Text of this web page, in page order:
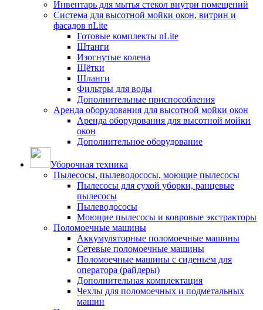
Инвентарь для мытья стекол внутри помещений
Система для высотной мойки окон, витрин и
фасадов nLite
Готовые комплекты nLite
Штанги
Изогнутые колена
Щётки
Шланги
Фильтры для воды
Дополнительные приспособления
Аренда оборудования для высотной мойки окон
Аренда оборудования для высотной мойки
окон
Дополнительное оборудование
Уборочная техника
Пылесосы, пылеводососы, моющие пылесосы
Пылесосы для сухой уборки, ранцевые
пылесосы
Пылеводососы
Моющие пылесосы и ковровые экстракторы
Поломоечные машины
Аккумуляторные поломоечные машины
Сетевые поломоечные машины
Поломоечные машины с сиденьем для
оператора (райдеры)
Дополнительная комплектация
Чехлы для поломоечных и подметальных
машин